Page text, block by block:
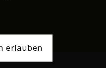
erlauben